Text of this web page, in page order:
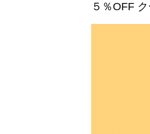
５％OFF